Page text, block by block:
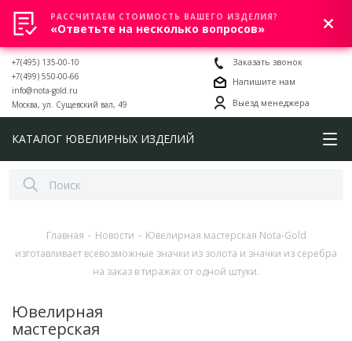
0
+7(495) 135-00-10
+7(499) 550-00-66
info@nota-gold.ru
Москва, ул. Сущевский вал, 49
Заказать звонок
Напишите нам
Выезд менеджера
КАТАЛОГ ЮВЕЛИРНЫХ ИЗДЕЛИЙ
Главная - Новости - Ювелирная мастерская Nota-Gold
изготавливает всевозможные значки из золота и значки из серебра
на заказ в тиражах от одной штуки.
Ювелирная
мастерская
РАССЧИТАЕМ СТОИМОСТЬ ВАШЕГО ИЗДЕЛИЯ?
«Ответьте на несколько вопросов»